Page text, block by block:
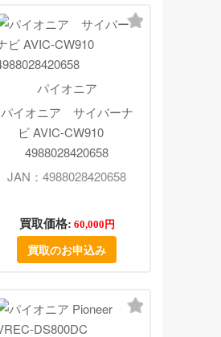
パイオニア
パイオニア サイバーナ
ビ AVIC-CW910
4988028420658
JAN：4988028420658
買取価格: 60,000円
買取のお申込み